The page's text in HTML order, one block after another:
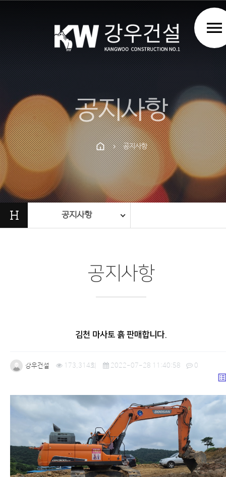
PrevNext
menu
공지사항
chevron_right 공지사항
H 공지사항
공지사항
김천 마사토 흙 판매합니다.
강우건설 173,314회 2022-07-28 11:40:58 0